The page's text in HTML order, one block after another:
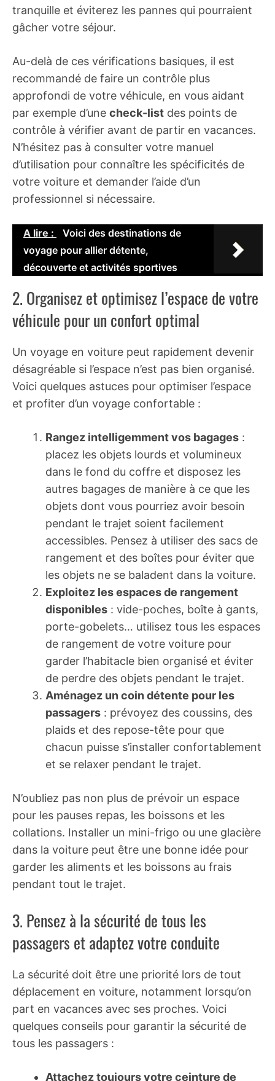
tranquille et éviterez les pannes qui pourraient
gâcher votre séjour.
Au-delà de ces vérifications basiques, il est
recommandé de faire un contrôle plus
approfondi de votre véhicule, en vous aidant
par exemple d’une check-list des points de
contrôle à vérifier avant de partir en vacances.
N’hésitez pas à consulter votre manuel
d’utilisation pour connaître les spécificités de
votre voiture et demander l’aide d’un
professionnel si nécessaire.
A lire :
Voici des destinations de
voyage pour allier détente,
découverte et activités sportives
2. Organisez et optimisez l’espace de votre
véhicule pour un confort optimal
Un voyage en voiture peut rapidement devenir
désagréable si l’espace n’est pas bien organisé.
Voici quelques astuces pour optimiser l’espace
et profiter d’un voyage confortable :
Rangez intelligemment vos bagages :
placez les objets lourds et volumineux
dans le fond du coffre et disposez les
autres bagages de manière à ce que les
objets dont vous pourriez avoir besoin
pendant le trajet soient facilement
accessibles. Pensez à utiliser des sacs de
rangement et des boîtes pour éviter que
les objets ne se baladent dans la voiture.
Exploitez les espaces de rangement
disponibles : vide-poches, boîte à gants,
porte-gobelets… utilisez tous les espaces
de rangement de votre voiture pour
garder l’habitacle bien organisé et éviter
de perdre des objets pendant le trajet.
Aménagez un coin détente pour les
passagers : prévoyez des coussins, des
plaids et des repose-tête pour que
chacun puisse s’installer confortablement
et se relaxer pendant le trajet.
N’oubliez pas non plus de prévoir un espace
pour les pauses repas, les boissons et les
collations. Installer un mini-frigo ou une glacière
dans la voiture peut être une bonne idée pour
garder les aliments et les boissons au frais
pendant tout le trajet.
3. Pensez à la sécurité de tous les
passagers et adaptez votre conduite
La sécurité doit être une priorité lors de tout
déplacement en voiture, notamment lorsqu’on
part en vacances avec ses proches. Voici
quelques conseils pour garantir la sécurité de
tous les passagers :
Attachez toujours votre ceinture de